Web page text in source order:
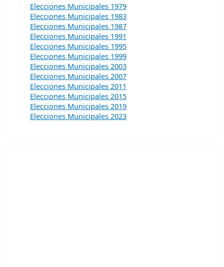
Elecciones Municipales 1979
Elecciones Municipales 1983
Elecciones Municipales 1987
Elecciones Municipales 1991
Elecciones Municipales 1995
Elecciones Municipales 1999
Elecciones Municipales 2003
Elecciones Municipales 2007
Elecciones Municipales 2011
Elecciones Municipales 2015
Elecciones Municipales 2019
Elecciones Municipales 2023